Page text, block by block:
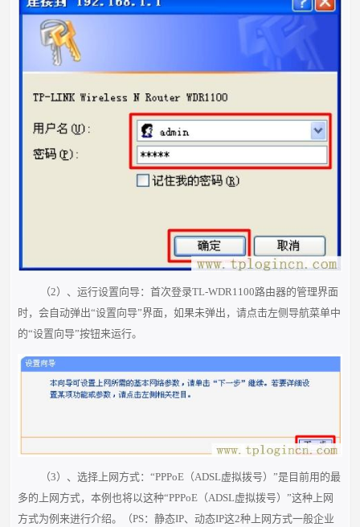
（2）、运行设置向导：首次登录TL-WDR1100路由器的管理界面
时，会自动弹出“设置向导”界面，如果未弹出，请点击左侧导航菜单中
的“设置向导”按钮来运行。
（3）、选择上网方式：“PPPoE（ADSL虚拟拨号）”是目前用的最
多的上网方式，本例也将以这种“PPPoE（ADSL虚拟拨号）”这种上网
方式为例来进行介绍。（PS：静态IP、动态IP这2种上网方式一般企业